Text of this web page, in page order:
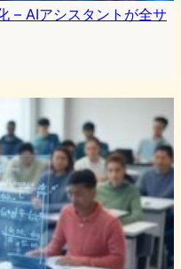
– AIアシスタントが全サ